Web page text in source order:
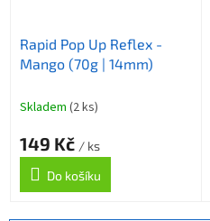
Rapid Pop Up Reflex -
Mango (70g | 14mm)
Skladem (2 ks)
149 Kč / ks
Do košíku